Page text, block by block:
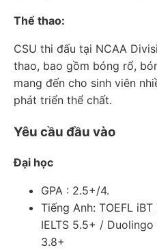
Thể thao:
CSU thi đấu tại NCAA
thao, bao gồm bóng rổ,
mang đến cho sinh viên
phát triển thể chất.
Yêu cầu đầu vào
Đại học
GPA : 2.5+/4.
Tiếng Anh: TOEFL
IELTS 5.5+ /
3.8+